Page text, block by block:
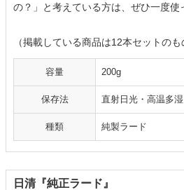
の？」と考えている方は、ぜひ一度使
（掲載している商品は12本セットのも
容量 200g
保存法 直射日光・高温多
種類 純製ラード
日清『純正ラード』